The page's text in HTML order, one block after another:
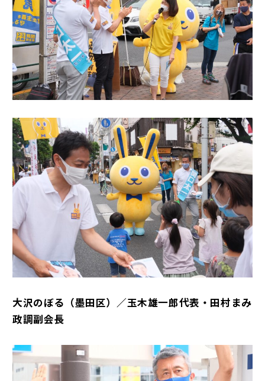
大沢のぼる（墨田区）／玉木雄一郎代表・田村まみ
政調副会長